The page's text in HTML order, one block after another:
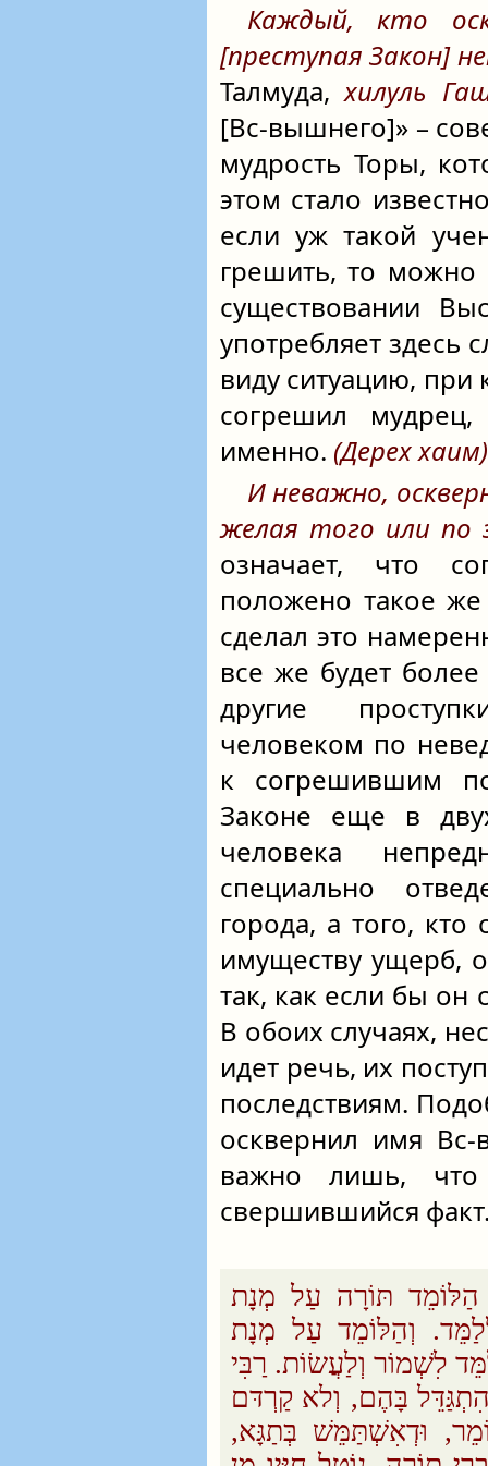
Каждый, кто
[преступая Закон]
Талмуда,хилуль
[Вс-вышнего]» –
мудрость Торы,
этом стало
если уж такой
грешить, то можно
существовании
употребляет здесь
виду ситуацию, при
согрешил
именно. (Дерех хаим)
И неважно,
желая того или по
означает, что
положено такое же
сделал это
все же будет
другие
человеком по
к согрешившим
Законе еще в
человека
специально
города, а того,
имуществу ущерб,
так, как если бы он
В обоих случаях,
идет речь, их
последствиям.
осквернил имя
важно лишь,
свершившийся
תּוֹרָה עַל מְנָת
וְהַלּוֹמֵד עַל מְנָת
לִשְׁמוֹר וְלַעֲשׂוֹת. רַבִּי
בָּהֶם, וְלא קַרְדּם
וּדְאִשְׁתַּמֵּשׁ בְּתַגָּא,